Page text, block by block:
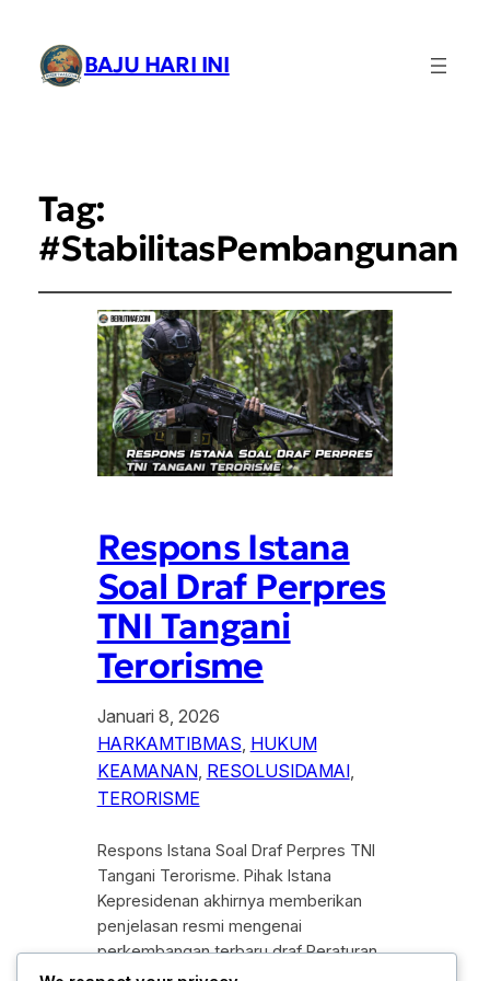
BAJU HARI INI
Tag:
#StabilitasPembangunan
Respons Istana
Soal Draf Perpres
TNI Tangani
Terorisme
Januari 8, 2026
HARKAMTIBMAS, HUKUM
KEAMANAN, RESOLUSIDAMAI
TERORISME
Respons Istana Soal Draf Perpres TNI
Tangani Terorisme. Pihak Istana
Kepresidenan akhirnya memberikan
penjelasan resmi mengenai
perkembangan terbaru draf Peraturan
Presiden (Perpres) tentang pelibatan